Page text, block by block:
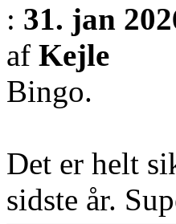
: 31. jan
af Kejle
Bingo.
Det er helt
sidste år.